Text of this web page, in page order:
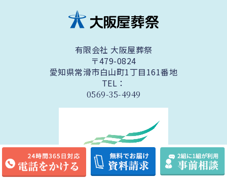
有限会社 大阪屋葬祭
〒479-0824
愛知県常滑市白山町1丁目161番地
TEL：
0569-35-4949